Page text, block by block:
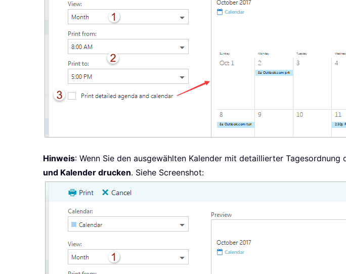
Hinweis: Wenn Sie den ausgewählten Kalender mit detaillierter
und Kalender drucken. Siehe Screenshot: